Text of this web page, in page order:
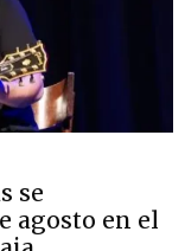
se
agosto en el